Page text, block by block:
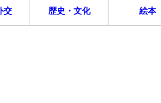
交 歴史・文化 絵本